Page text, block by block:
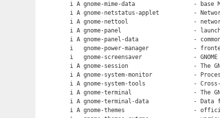
i A gnome-mime-data                 - base
i A gnome-netstatus-applet          -
i A gnome-nettool                   - network
i A gnome-panel                     -
i A gnome-panel-data                - common
i   gnome-power-manager             -
i   gnome-screensaver               - GNOME
i A gnome-session                   - The
i A gnome-system-monitor            -
i A gnome-system-tools              -
i A gnome-terminal                  - The
i A gnome-terminal-data             - Data
i A gnome-themes                    - official